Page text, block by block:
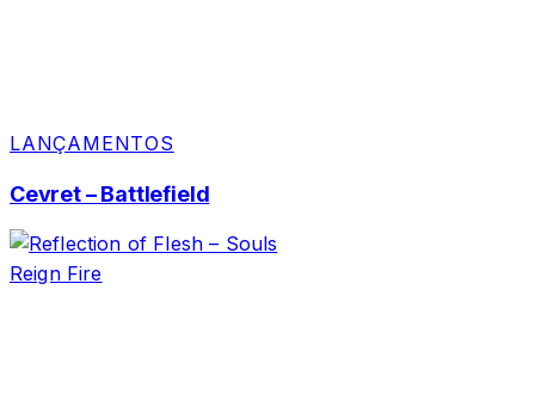
LANÇAMENTOS
Cevret – Battlefield